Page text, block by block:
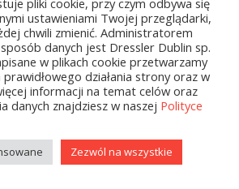
16.02.2026
16.03.2026
pliki cookie, przy czym odbywa się
ustawieniami Twojej przeglądarki,
chwili zmienić. Administratorem
danych jest Dressler Dublin sp.
w plikach cookie przetwarzamy
działania strony oraz w
informacji na temat celów oraz
danych znajdziesz w naszej Polityce
Zezwól na wszystkie